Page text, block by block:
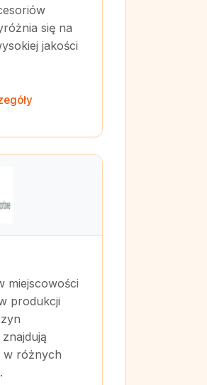
się na
jakości
miejscowości
produkcji
w różnych